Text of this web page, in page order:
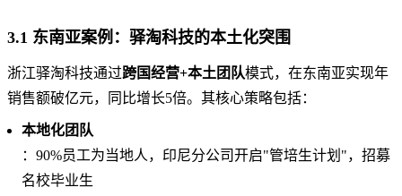
3.1 东南亚案例：驿淘科技的本土化突围
浙江驿淘科技通过跨国经营+本土团队模式，在东南亚实现年
销售额破亿元，同比增长5倍。其核心策略包括：
本地化团队
：90%员工为当地人，印尼分公司开启"管培生计划"，招募
名校毕业生